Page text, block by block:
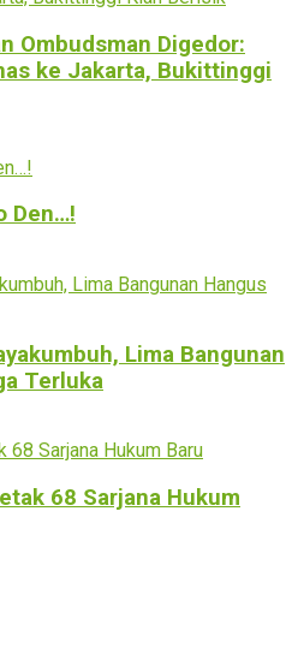
Ombudsman Digedor:
ke Jakarta, Bukittinggi
Den…!
Lima Bangunan
Terluka
68 Sarjana Hukum